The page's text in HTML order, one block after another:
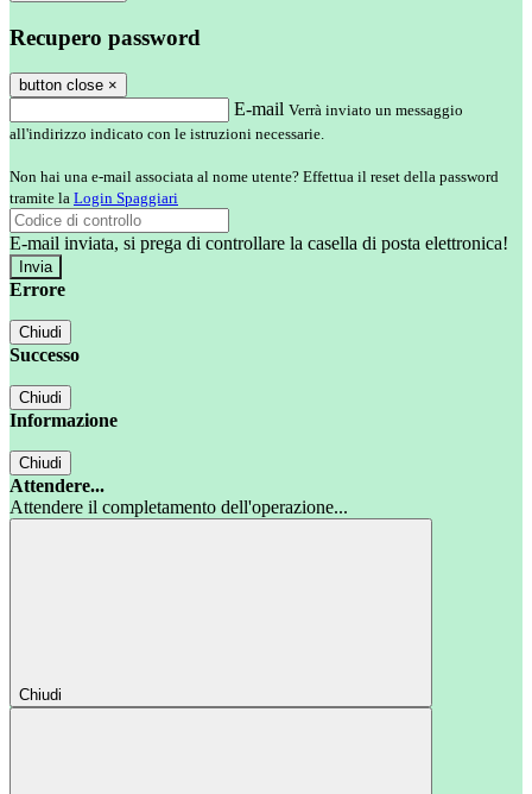
Recupero password
button close ×
E-mail Verrà inviato un messaggio
all'indirizzo indicato con le istruzioni necessarie.
Non hai una e-mail associata al nome utente? Effettua il reset della password
tramite la Login Spaggiari
E-mail inviata, si prega di controllare la casella di posta elettronica!
Errore
Chiudi
Successo
Chiudi
Informazione
Chiudi
Attendere...
Attendere il completamento dell'operazione...
Chiudi